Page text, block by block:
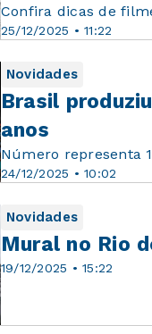
25/12/2025 • 11:22
Confira dicas de
Novidades
24/12/2025 • 10:02
Brasil
anos
Número representa
Novidades
19/12/2025 • 15:22
Mural no Rio